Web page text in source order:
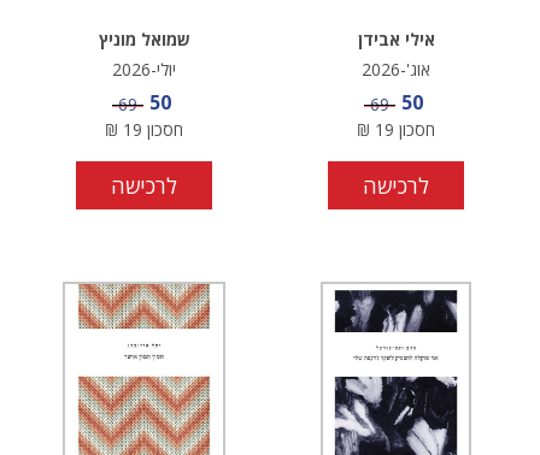
אילי אבידן
אוג'-2026
מחיר מבצע
50 מחיר
69
חסכון 19
₪
לרכישה
שמואל מוניץ
יולי-2026
מחיר מבצע
50 מחיר
69
חסכון 19
₪
לרכישה